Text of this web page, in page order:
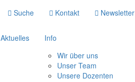
Suche Kontakt Newsletter
Aktuelles
Info
Wir über uns
Unser Team
Unsere Dozenten